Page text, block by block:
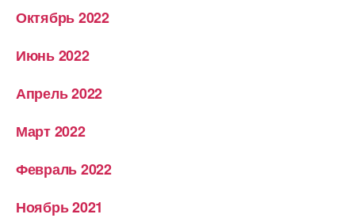
Октябрь 2022
Июнь 2022
Апрель 2022
Март 2022
Февраль 2022
Ноябрь 2021